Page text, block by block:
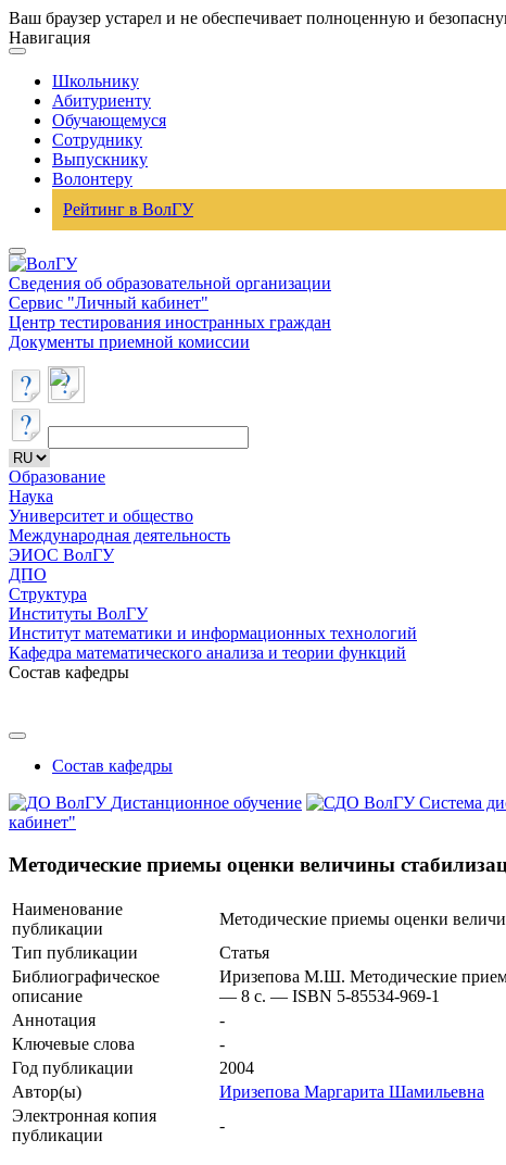
Ваш браузер устарел и не обеспечивает полноценную и
Навигация
Школьнику
Абитуриенту
Обучающемуся
Сотруднику
Выпускнику
Волонтеру
Рейтинг в ВолГУ
Сведения об образовательной организации
Сервис "Личный кабинет"
Центр тестирования иностранных граждан
Документы приемной комиссии
Образование
Наука
Университет и общество
Международная деятельность
ЭИОС ВолГУ
ДПО
Структура
Институты ВолГУ
Институт математики и информационных технологий
Кафедра математического анализа и теории функций
Состав кафедры
Состав кафедры
Дистанционное обучение
Система
кабинет"
Методические приемы оценки величины
Наименование
публикации
Методические приемы оценки
Тип публикации
Статья
Библиографическое
описание
Иризепова М.Ш. Методические
— 8 с. — ISBN 5-85534-969-1
Аннотация
-
Ключевые cлова
-
Год публикации
2004
Автор(ы)
Иризепова Маргарита Шамильевна
Электронная копия
публикации
-